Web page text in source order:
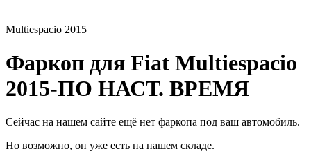
Multiespacio 2015
Фаркоп для Fiat Multiespacio
2015-ПО НАСТ. ВРЕМЯ
Сейчас на нашем сайте ещё нет фаркопа под ваш автомобиль.
Но возможно, он уже есть на нашем складе.